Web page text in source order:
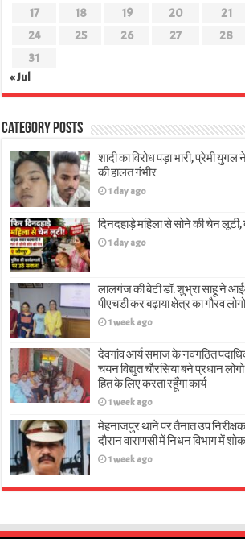
17
18 19 20 21
24
25 26 27 28
31
« Jul
Category Posts
शादी का विरोध पड़ा भारी, प्रेमी
की हालत गंभीर
1 day ago
दिनदहाड़े महिला से सोने की चेन
1 day ago
लालगंज की बेटी डॉ. शुभ्रा साहू ने
पीएचडी कर बढ़ाया क्षेत्र का गौरव
1 week ago
देवगांव आर्य समाज के नवगठित
चयन विद्युत चौरसिया बने प्रधान
हित के लिए करता रहूँगा कार्य
1 week ago
मेहनाजपुर थाने पर तैनात उप
दौरान वाराणसी में निधन विभाग में
1 week ago